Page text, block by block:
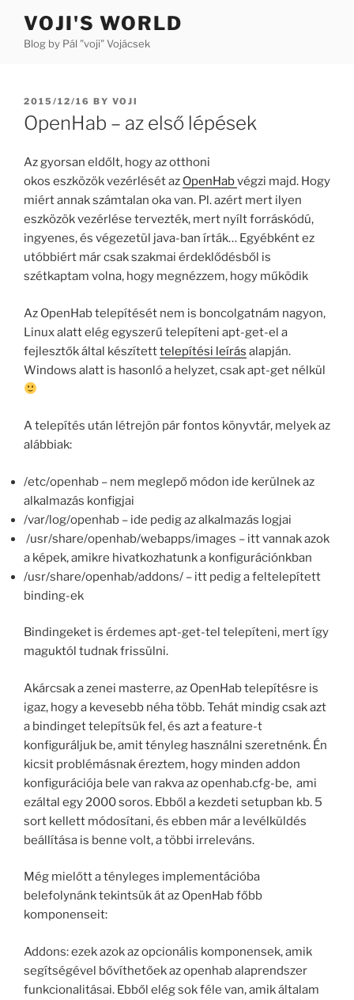
content
VOJI'S WORLD
Blog by Pál "voji" Vojácsek
POSTED
ON
2015/12/16 BY VOJI
OpenHab – az első lépések
Az gyorsan eldőlt, hogy az otthoni
okos eszközök vezérlését az OpenHabvégzi majd. Hogy
miért annak számtalan oka van. Pl. azért mert ilyen
eszközök vezérlése tervezték, mert nyílt forráskódú,
ingyenes, és végezetül java-ban írták… Egyébként ez
utóbbiért már csak szakmai érdeklődésből is
szétkaptam volna, hogy megnézzem, hogy működik
Az OpenHab telepítését nem is boncolgatnám nagyon,
Linux alatt elég egyszerű telepíteni apt-get-el a
fejlesztők által készítetttelepítési leírás alapján.
Windows alatt is hasonló a helyzet, csak apt-get nélkül
A telepítés után létrejön pár fontos könyvtár, melyek az
alábbiak:
/etc/openhab – nem meglepő módon ide kerülnek az
alkalmazás konfigjai
/var/log/openhab – ide pedig az alkalmazás logjai
/usr/share/openhab/webapps/images – itt vannak azok
a képek, amikre hivatkozhatunk a konfigurációnkban
/usr/share/openhab/addons/ – itt pedig a feltelepített
binding-ek
Bindingeket is érdemes apt-get-tel telepíteni, mert így
maguktól tudnak frissülni.
Akárcsak a zenei masterre, az OpenHab telepítésre is
igaz, hogy a kevesebb néha több. Tehát mindig csak azt
a bindinget telepítsük fel, és azt a feature-t
konfiguráljuk be, amit tényleg használni szeretnénk. Én
kicsit problémásnak éreztem, hogy minden addon
konfigurációja bele van rakva az openhab.cfg-be, ami
ezáltal egy 2000 soros. Ebből a kezdeti setupban kb. 5
sort kellett módosítani, és ebben már a levélküldés
beállítása is benne volt, a többi irreleváns.
Még mielőtt a tényleges implementációba
belefolynánk tekintsük át az OpenHab főbb
komponenseit:
Addons: ezek azok az opcionális komponensek, amik
segítségével bővíthetőek az openhab alaprendszer
funkcionalitásai. Ebből elég sok féle van, amik általam